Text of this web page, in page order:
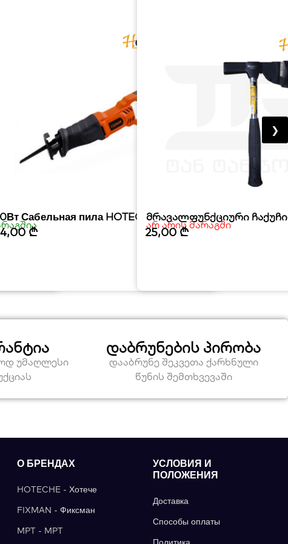
Сабельная пила HOTECHE
₾
მრავალფუნქციური ჩაქუჩი
არ არის მარაგში
25,00₾
❯
უმაღლესი
დაბრუნების პირობა
დააბრუნე შეკვეთა ქარხნული
წუნის შემთხვევაში
О БРЕНДАХ
HOTECHE - Хотече
FIXMAN - Фиксман
MPT - MPT
УСЛОВИЯ И
ПОЛОЖЕНИЯ
Доставка
Способы оплаты